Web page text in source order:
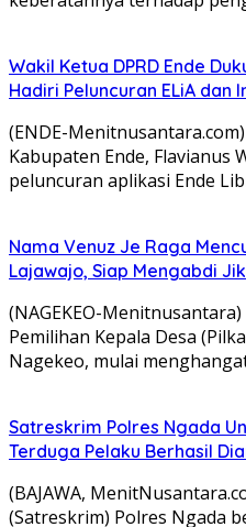
Wakil Ketua DPRD Ende
Hadiri Peluncuran ELiA dan
(ENDE-
Kabupaten Ende, Flavianus
peluncuran aplikasi Ende
Nama Venuz Je Raga
Lajawajo, Siap Mengabdi
(NAGEKEO-
Pemilihan Kepala Desa
Nagekeo, mulai
Satreskrim Polres Ngada
Terduga Pelaku Berhasil
(BAJAWA,
(Satreskrim) Polres Ngada